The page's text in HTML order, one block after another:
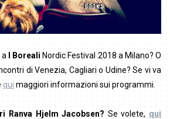
I Boreali Nordic Festival 2018 a Milano? O
di Venezia, Cagliari o Udine? Se vi va
qui maggiori informazioni sui programmi.
Ranva Hjelm Jacobsen? Se volete, qui